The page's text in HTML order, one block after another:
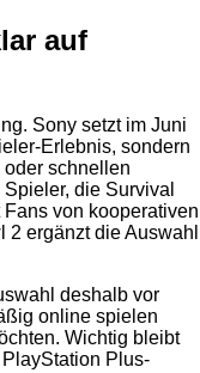
auf
Sony setzt im Juni
Erlebnis, sondern
oder schnellen
die Survival
von kooperativen
ergänzt die Auswahl
deshalb vor
online spielen
Wichtig bleibt
Plus-